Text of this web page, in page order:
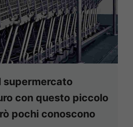
supermercato
con questo piccolo
pochi conoscono